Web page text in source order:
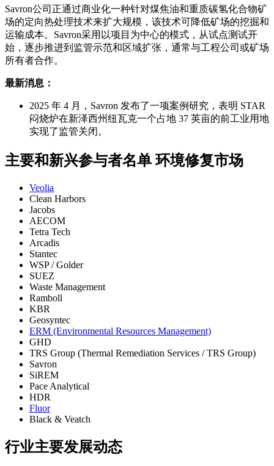
Savron公司正通过商业化一种针对煤焦油和重质碳氢化合物矿
场的定向热处理技术来扩大规模，该技术可降低矿场的挖掘和
运输成本。Savron采用以项目为中心的模式，从试点测试开
始，逐步推进到监管示范和区域扩张，通常与工程公司或矿场
所有者合作。
最新消息：
2025 年 4 月，Savron 发布了一项案例研究，表明 STAR
闷烧炉在新泽西州纽瓦克一个占地 37 英亩的前工业用地
实现了监管关闭。
主要和新兴参与者名单 环境修复市场
Veolia
Clean Harbors
Jacobs
AECOM
Tetra Tech
Arcadis
Stantec
WSP / Golder
SUEZ
Waste Management
Ramboll
KBR
Geosyntec
ERM (Environmental Resources Management)
GHD
TRS Group (Thermal Remediation Services / TRS Group)
Savron
SiREM
Pace Analytical
HDR
Fluor
Black & Veatch
行业主要发展动态